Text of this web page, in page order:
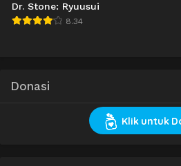
Dr. Stone: Ryuusui
8.34
Donasi
Klik untuk